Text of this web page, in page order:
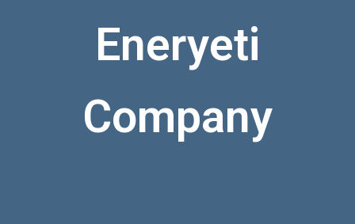
Eneryeti
Company